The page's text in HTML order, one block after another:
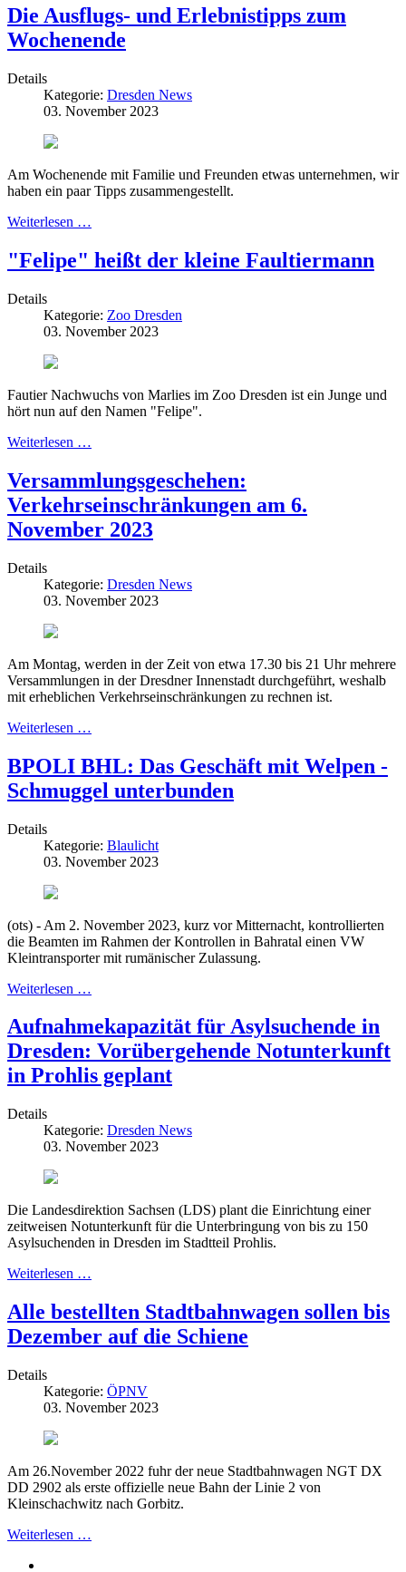
Die Ausflugs- und Erlebnistipps zum
Wochenende
Details
Kategorie: Dresden News
03. November 2023
Am Wochenende mit Familie und Freunden etwas unternehmen, wir
haben ein paar Tipps zusammengestellt.
Weiterlesen …
"Felipe" heißt der kleine Faultiermann
Details
Kategorie: Zoo Dresden
03. November 2023
Fautier Nachwuchs von Marlies im Zoo Dresden ist ein Junge und
hört nun auf den Namen "Felipe".
Weiterlesen …
Versammlungsgeschehen:
Verkehrseinschränkungen am 6.
November 2023
Details
Kategorie: Dresden News
03. November 2023
Am Montag, werden in der Zeit von etwa 17.30 bis 21 Uhr mehrere
Versammlungen in der Dresdner Innenstadt durchgeführt, weshalb
mit erheblichen Verkehrseinschränkungen zu rechnen ist.
Weiterlesen …
BPOLI BHL: Das Geschäft mit Welpen -
Schmuggel unterbunden
Details
Kategorie: Blaulicht
03. November 2023
(ots) - Am 2. November 2023, kurz vor Mitternacht, kontrollierten
die Beamten im Rahmen der Kontrollen in Bahratal einen VW
Kleintransporter mit rumänischer Zulassung.
Weiterlesen …
Aufnahmekapazität für Asylsuchende in
Dresden: Vorübergehende Notunterkunft
in Prohlis geplant
Details
Kategorie: Dresden News
03. November 2023
Die Landesdirektion Sachsen (LDS) plant die Einrichtung einer
zeitweisen Notunterkunft für die Unterbringung von bis zu 150
Asylsuchenden in Dresden im Stadtteil Prohlis.
Weiterlesen …
Alle bestellten Stadtbahnwagen sollen bis
Dezember auf die Schiene
Details
Kategorie: ÖPNV
03. November 2023
Am 26.November 2022 fuhr der neue Stadtbahnwagen NGT DX
DD 2902 als erste offizielle neue Bahn der Linie 2 von
Kleinschachwitz nach Gorbitz.
Weiterlesen …